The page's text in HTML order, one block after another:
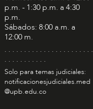
p.m. - 1:30 p.m. a 4:30
p.m.
Sábados: 8:00 a.m. a
12:00 m.
. . . . . . . . . . . . . . . . . . . . . . .
. . . . . . . . . . .
Solo para temas judiciales:
notificacionesjudiciales.med
@upb.edu.co